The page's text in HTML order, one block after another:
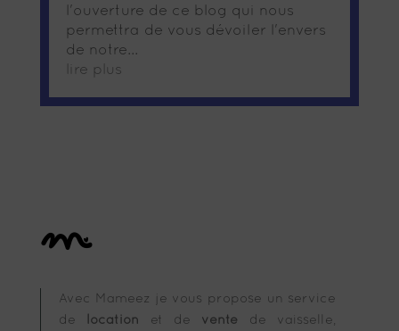
l'ouverture de ce blog qui nous
permettra de vous dévoiler l'envers
de notre...
lire plus
Avec Mameez je vous propose un service
de
location et de vente
de vaisselle,